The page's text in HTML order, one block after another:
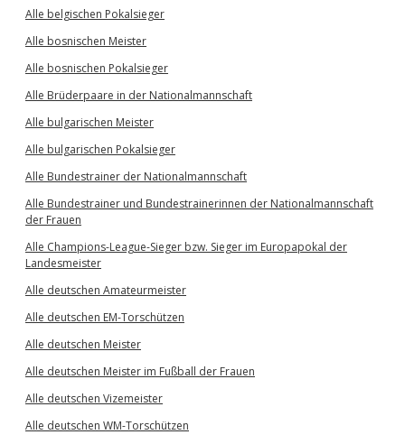
Alle belgischen Pokalsieger
Alle bosnischen Meister
Alle bosnischen Pokalsieger
Alle Brüderpaare in der Nationalmannschaft
Alle bulgarischen Meister
Alle bulgarischen Pokalsieger
Alle Bundestrainer der Nationalmannschaft
Alle Bundestrainer und Bundestrainerinnen der Nationalmannschaft
der Frauen
Alle Champions-League-Sieger bzw. Sieger im Europapokal der
Landesmeister
Alle deutschen Amateurmeister
Alle deutschen EM-Torschützen
Alle deutschen Meister
Alle deutschen Meister im Fußball der Frauen
Alle deutschen Vizemeister
Alle deutschen WM-Torschützen